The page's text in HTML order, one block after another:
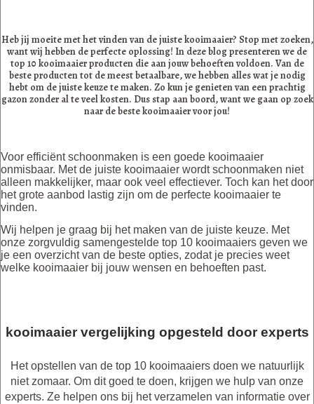
Heb jij moeite met het vinden van de juiste kooimaaier? Stop met zoeken,
want wij hebben de perfecte oplossing! In deze blog presenteren we de
top 10 kooimaaier producten die aan jouw behoeften voldoen. Van de
beste producten tot de meest betaalbare, we hebben alles wat je nodig
hebt om de juiste keuze te maken. Zo kun je genieten van een prachtig
gazon zonder al te veel kosten. Dus stap aan boord, want we gaan op zoek
naar de beste kooimaaier voor jou!
Voor efficiënt schoonmaken is een goede kooimaaier
onmisbaar. Met de juiste kooimaaier wordt schoonmaken niet
alleen makkelijker, maar ook veel effectiever. Toch kan het door
het grote aanbod lastig zijn om de perfecte kooimaaier te
vinden.
Wij helpen je graag bij het maken van de juiste keuze. Met
onze zorgvuldig samengestelde top 10 kooimaaiers geven we
je een overzicht van de beste opties, zodat je precies weet
welke kooimaaier bij jouw wensen en behoeften past.
kooimaaier vergelijking opgesteld door experts
Het opstellen van de top 10 kooimaaiers doen we natuurlijk
niet zomaar. Om dit goed te doen, krijgen we hulp van onze
experts. Ze helpen ons bij het verzamelen van informatie over